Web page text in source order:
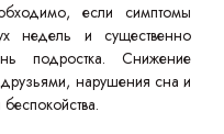
если симптомы
недель и существенно
подростка. Снижение
нарушения сна и